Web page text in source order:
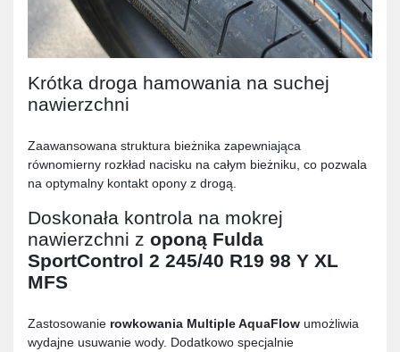
Krótka droga hamowania na suchej
nawierzchni
Zaawansowana struktura bieżnika zapewniająca
równomierny rozkład nacisku na całym bieżniku, co pozwala
na optymalny kontakt opony z drogą.
Doskonała kontrola na mokrej
nawierzchni z oponą Fulda
SportControl 2 245/40 R19 98 Y XL
MFS
Zastosowanie rowkowania Multiple AquaFlow umożliwia
wydajne usuwanie wody. Dodatkowo specjalnie